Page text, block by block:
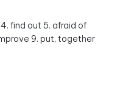
find out 5. afraid of
9. put, together